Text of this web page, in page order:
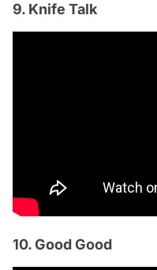
9. Knife Talk
10. Good Good